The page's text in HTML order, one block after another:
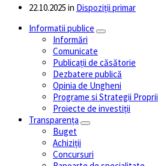
22.10.2025 in Dispoziții primar
Informatii publice
Informări
Comunicate
Publicații de căsătorie
Dezbatere publică
Opinia de Ungheni
Programe si Strategii Proprii
Proiecte de investiții
Transparența
Buget
Achiziții
Concursuri